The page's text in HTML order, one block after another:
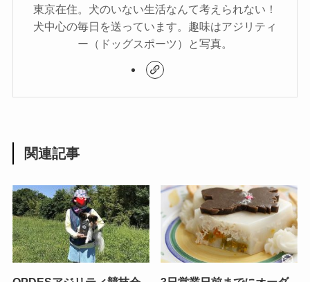
東京在住。犬のいない生活なんて考えられない！
犬中心の毎日を送っています。趣味はアジリティ
ー（ドッグスポーツ）と写真。
関連記事